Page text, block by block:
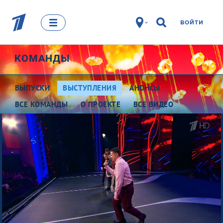
ВОЙТИ
КОМАНДЫ
ВЫПУСКИ ВЫСТУПЛЕНИЯ
АНОНСЫ
ВСЕ КОМАНДЫ
О ПРОЕКТЕ ВСЕ ВИДЕО